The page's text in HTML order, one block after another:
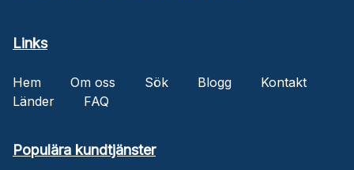
Links
Hem Om oss Sök Blogg
Kontakt
Länder
FAQ
Populära kundtjänster